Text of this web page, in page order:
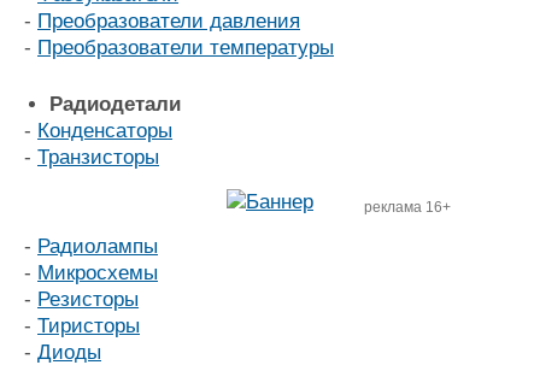
- Преобразователи давления
- Преобразователи температуры
Радиодетали
- Конденсаторы
- Транзисторы
реклама 16+
- Радиолампы
- Микросхемы
- Резисторы
- Тиристоры
- Диоды